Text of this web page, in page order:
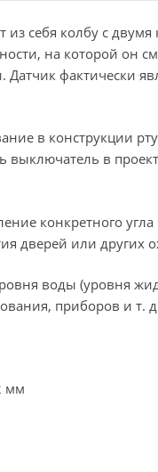
из себя колбу с
на которой он
Датчик фактически
в конструкции
выключатель в
конкретного
дверей или других
воды (уровня
приборов и т.
мм